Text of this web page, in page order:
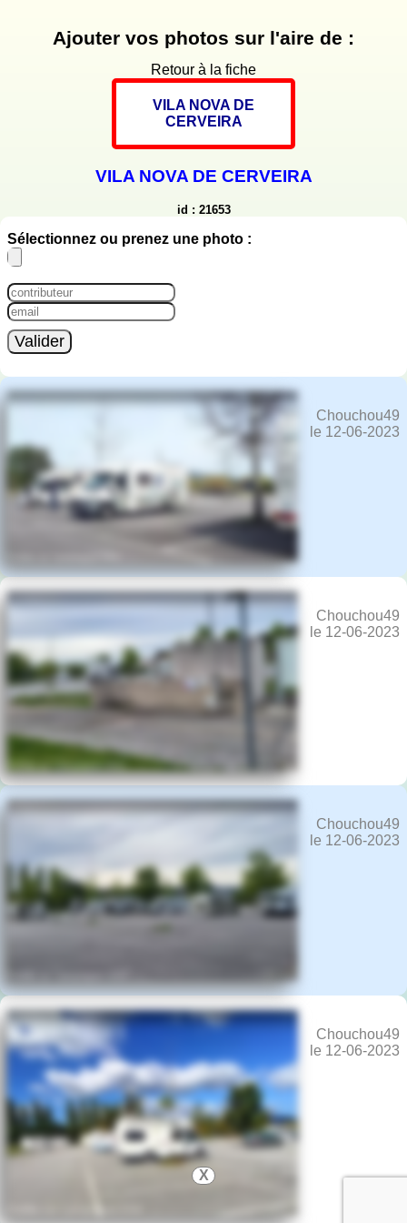
X
Ajouter vos photos sur l'aire de :
Retour à la fiche
VILA NOVA DE
CERVEIRA
VILA NOVA DE CERVEIRA
id : 21653
Sélectionnez ou prenez une photo :
Valider
Chouchou49
le 12-06-2023
Chouchou49
le 12-06-2023
Chouchou49
le 12-06-2023
Chouchou49
le 12-06-2023